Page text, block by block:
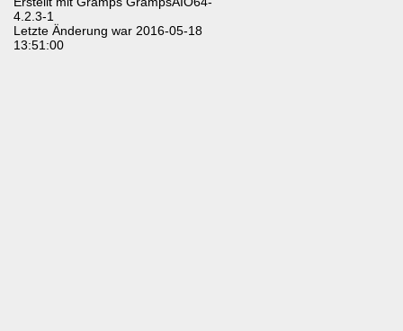
4.2.3-1
Letzte Änderung war 2016-05-18
13:51:00